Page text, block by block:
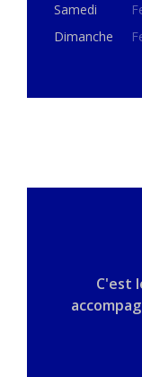
Samedi
Dimanche
C'est